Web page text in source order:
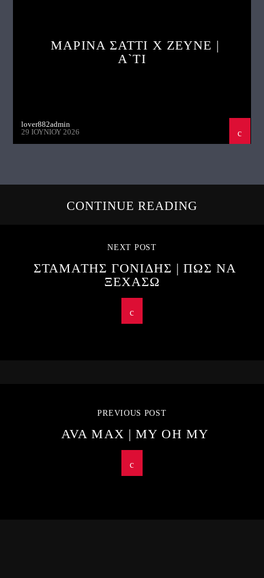
ΜΑΡΙΝΑ ΣΑΤΤΙ X ZEYNE |
A`TI
lover882admin
29 ΙΟΥΝΊΟΥ 2026
CONTINUE READING
NEXT POST
ΣΤΑΜΑΤΗΣ ΓΟΝΙΔΗΣ | ΠΩΣ ΝΑ
ΞΕΧΑΣΩ
PREVIOUS POST
AVA MAX | MY OH MY